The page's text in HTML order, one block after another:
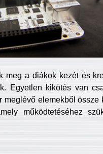
meg a diákok kezét és
Egyetlen kikötés van
elemekből
működtetéséhez